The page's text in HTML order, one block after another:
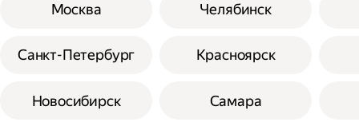
Москва
Санкт-Петербург
Новосибирск
Челябинск
Красноярск
Самара